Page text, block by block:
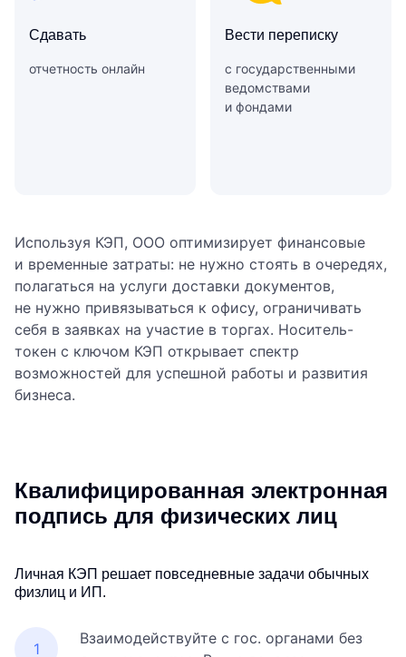
Сдавать
отчетность онлайн
Вести переписку
с государственными
ведомствами
и фондами
Используя КЭП, ООО оптимизирует финансовые
и временные затраты: не нужно стоять в очередях,
полагаться на услуги доставки документов,
не нужно привязываться к офису, ограничивать
себя в заявках на участие в торгах. Носитель-
токен с ключом КЭП открывает спектр
возможностей для успешной работы и развития
бизнеса.
Квалифицированная электронная
подпись для физических лиц
Личная КЭП решает повседневные задачи обычных
физлиц и ИП.
Взаимодействуйте с гос. органами без